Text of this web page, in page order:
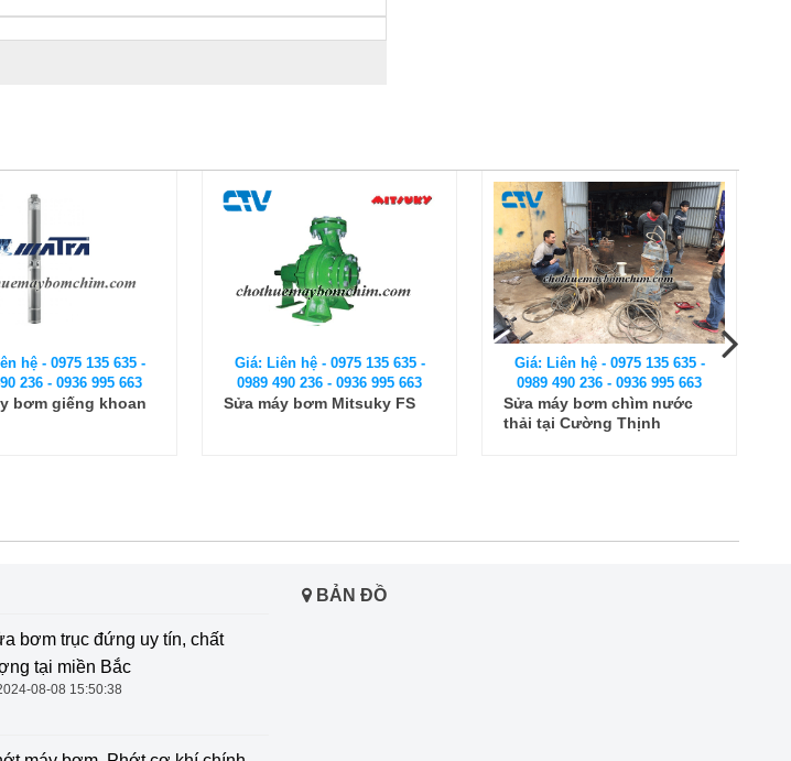
hệ - 0975 135 635 -
236 - 0936 995 663
bơm Mitsuky FS
Giá: Liên hệ - 0975 135 635 -
0989 490 236 - 0936 995 663
Sửa máy bơm chìm nước
Giá: Liên hệ - 0975 135 635 -
0989 490 236 - 0936 995 663
Sửa máy bơm nước thải
Ebara thả chìm
tín, chất lượng tại miền Bắc
BẢN ĐỒ